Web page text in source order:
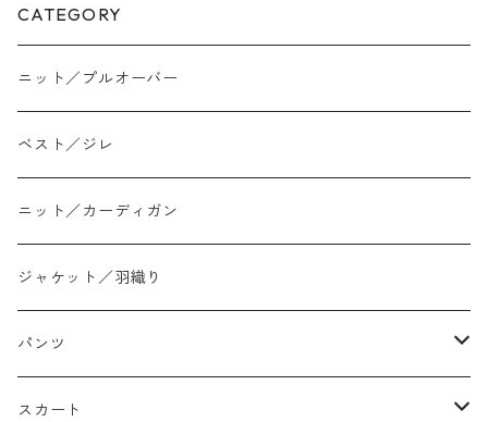
CATEGORY
ニット／プルオーバー
ベスト／ジレ
ニット／カーディガン
ジャケット／羽織り
パンツ
テーパード
スカート